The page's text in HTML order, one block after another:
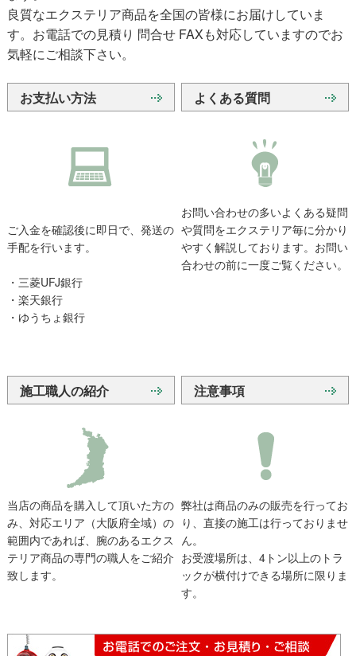
良質なエクステリア商品を全国の皆様にお届けしていま
す。お電話での見積り 問合せ FAXも対応していますのでお
気軽にご相談下さい。
お支払い方法
ご入金を確認後に即日で、発送の
手配を行います。
・三菱UFJ銀行
・楽天銀行
・ゆうちょ銀行
よくある質問
お問い合わせの多いよくある疑問
や質問をエクステリア毎に分かり
やすく解説しております。お問い
合わせの前に一度ご覧ください。
施工職人の紹介
当店の商品を購入して頂いた方の
み、対応エリア（大阪府全域）の
範囲内であれば、腕のあるエクス
テリア商品の専門の職人をご紹介
致します。
注意事項
弊社は商品のみの販売を行ってお
り、直接の施工は行っておりませ
ん。
お受渡場所は、4トン以上のトラ
ックが横付けできる場所に限りま
す。